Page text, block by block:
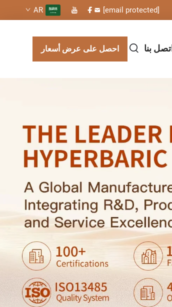
[email protected]
AR
اتصل بنا احصل على عرض أسعار